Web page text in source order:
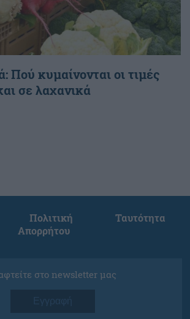
Πού κυμαίνονται οι τιμές
σε λαχανικά
Πολιτική
Απορρήτου
Ταυτότητα
στο newsletter μας
Εγγραφή